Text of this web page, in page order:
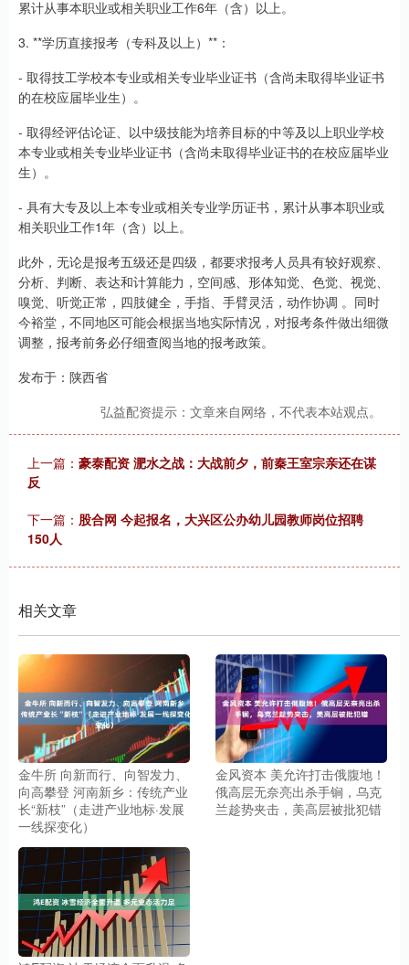
累计从事本职业或相关职业工作6年（含）以上。
3. **学历直接报考（专科及以上）**：
- 取得技工学校本专业或相关专业毕业证书（含尚未取得毕业证书
的在校应届毕业生）。
- 取得经评估论证、以中级技能为培养目标的中等及以上职业学校
本专业或相关专业毕业证书（含尚未取得毕业证书的在校应届毕业
生）。
- 具有大专及以上本专业或相关专业学历证书，累计从事本职业或
相关职业工作1年（含）以上。
此外，无论是报考五级还是四级，都要求报考人员具有较好观察、
分析、判断、表达和计算能力，空间感、形体知觉、色觉、视觉、
嗅觉、听觉正常，四肢健全，手指、手臂灵活，动作协调 。同时
今裕堂，不同地区可能会根据当地实际情况，对报考条件做出细微
调整，报考前务必仔细查阅当地的报考政策。
发布于：陕西省
弘益配资提示：文章来自网络，不代表本站观点。
上一篇： 豪泰配资 淝水之战：大战前夕，前秦王室宗亲还在谋
反
下一篇： 股合网 今起报名，大兴区公办幼儿园教师岗位招聘
150人
相关文章
金牛所 向新而行、向智发力、
向高攀登 河南新乡：传统产业
长“新枝”（走进产业地标·发展
一线探变化）
金风资本 美允许打击俄腹地！
俄高层无奈亮出杀手锏，乌克
兰趁势夹击，美高层被批犯错